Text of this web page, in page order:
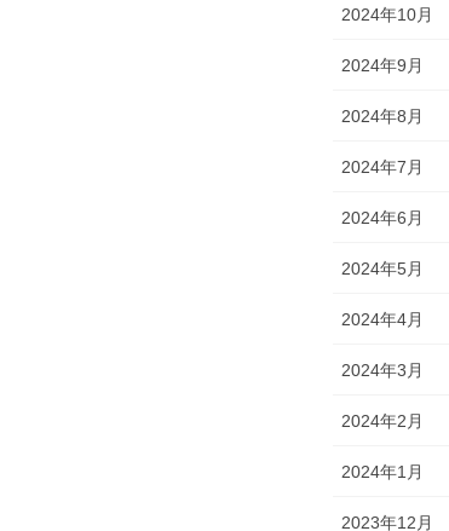
2024年10月
2024年9月
2024年8月
2024年7月
2024年6月
2024年5月
2024年4月
2024年3月
2024年2月
2024年1月
2023年12月